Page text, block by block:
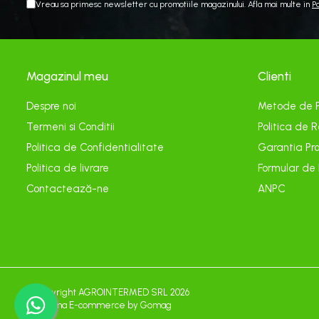
Cereale păioase
Lucernă și plante furajere
Livezi
Viță de vie
Cartofi
Îngrășăminte lichide
Îngrășăminte foliare
hidrosolubile
Vreau sa primesc newsletter cu promotiile magazinului. Afla mai multe in
Magazinul meu
Despre noi
Termeni si Conditii
Politica de Confidentialitate
Politica de livrare
Contactează-ne
Clienti
Metode de
Politica de
Garantia
Formular de
ANPC
©Copyright AGROINTERMED SRL 2026
Platforma E-commerce by Gomag